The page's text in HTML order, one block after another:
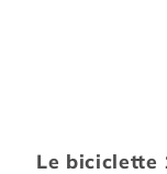
Le biciclette